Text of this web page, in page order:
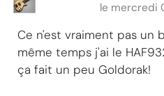
le mercredi
Ce n'est vraiment pas un
même temps j'ai le
ça fait un peu Goldorak!